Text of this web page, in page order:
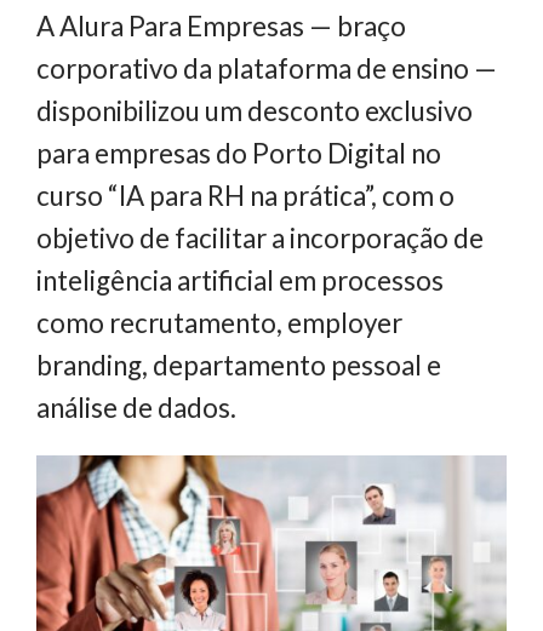
A Alura Para Empresas — braço
corporativo da plataforma de ensino —
disponibilizou um desconto exclusivo
para empresas do Porto Digital no
curso “IA para RH na prática”, com o
objetivo de facilitar a incorporação de
inteligência artificial em processos
como recrutamento, employer
branding, departamento pessoal e
análise de dados.